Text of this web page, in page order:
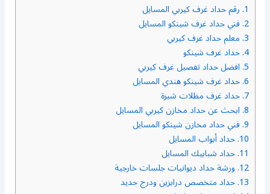
1. رقم حداد غرف كيربي المسايل
2. فني حداد غرف شينكو المسايل
3. معلم حداد غرف كيربي
4. حداد غرف شينكو
5. افضل حداد تفصيل غرف كيربي
6. حداد غرف شينكو هندي المسايل
7. حداد غرف مظلات شبرة
8. ابحث عن حداد مخازن كيربي المسايل
9. فني حداد مخازن شينكو المسايل
10. حداد أبواب المسايل
11. حداد شبابيك المسايل
12. ورشة حداد ديوانيات جلسات خارجية
13. حداد متخصص درابزين ودرج حديد